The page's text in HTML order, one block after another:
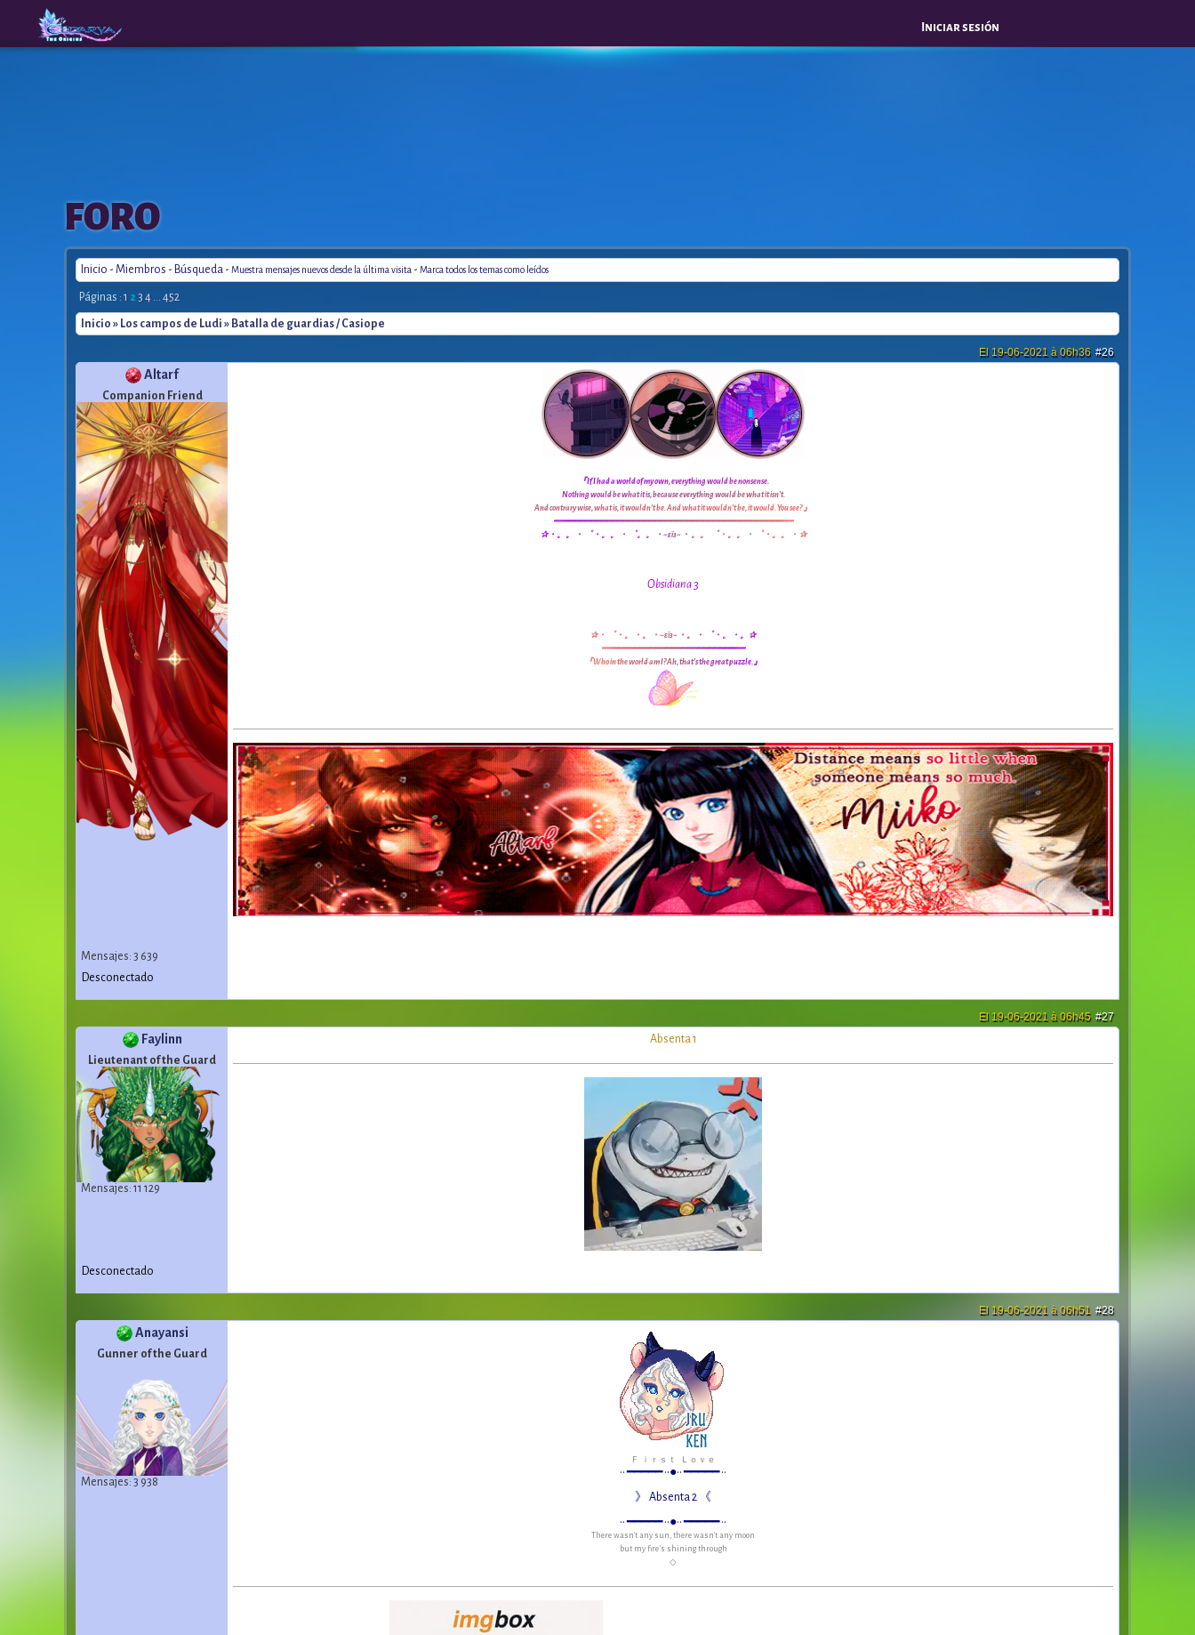
The
Origins
Iniciar sesión
FORO
Inicio - Miembros - Búsqueda - Muestra mensajes nuevos desde la última visita - Marca todos los temas como leídos
Páginas : 1 23 4 ... 452
Inicio » Los campos de Ludi » Batalla de guardias / Casiope
#26
El 19-06-2021 à 06h36
Altarf
Companion Friend
Mensajes: 3 639
『IfIhadaworldofmyown,everythingwouldbenonsense.
Nothing wouldbewhatitis,becauseeverything wouldbewhatitisn't.
Andcontrarywise,whatis,itwouldn'tbe.Andwhatitwouldn'tbe,itwould.Yousee? 』
┉┅━━━━━━━━━━━━━━━━━━━━━━━━━━━━━━━━━━━━━━━━━┅┉
✰・ 。 。 ・ ゜・ 。 。 ・ ゜。 。 ・ ~εïз~・ 。 。 ゜・ 。 。 ・ ゜・ 。 。 ・ ✰
Obsidiana 3
✰・ ゜・ 。 ・ 。 ・ ~εïз~ ・ 。 ・ ゜・ 。 ・ 。 ✰
┉┅━━━━━━━━━━━━━━━━━━━━━━━┅┉
『WhointheworldamI?Ah,that'sthegreatpuzzle.』
Desconectado
#27
El 19-06-2021 à 06h45
Faylinn
Lieutenant of the Guard
Mensajes: 11 129
Absenta 1
Desconectado
#28
El 19-06-2021 à 06h51
Anayansi
Gunner of the Guard
Mensajes: 3 938
Ｆ ｉｒｓｔ Ｌｏｖｅ
•• ━━━━━ ••●•• ━━━━━ ••
》 Absenta 2 《
•• ━━━━━ ••●•• ━━━━━ ••
There wasn't any sun, therе wasn't any moon
but my fire's shining through
◇